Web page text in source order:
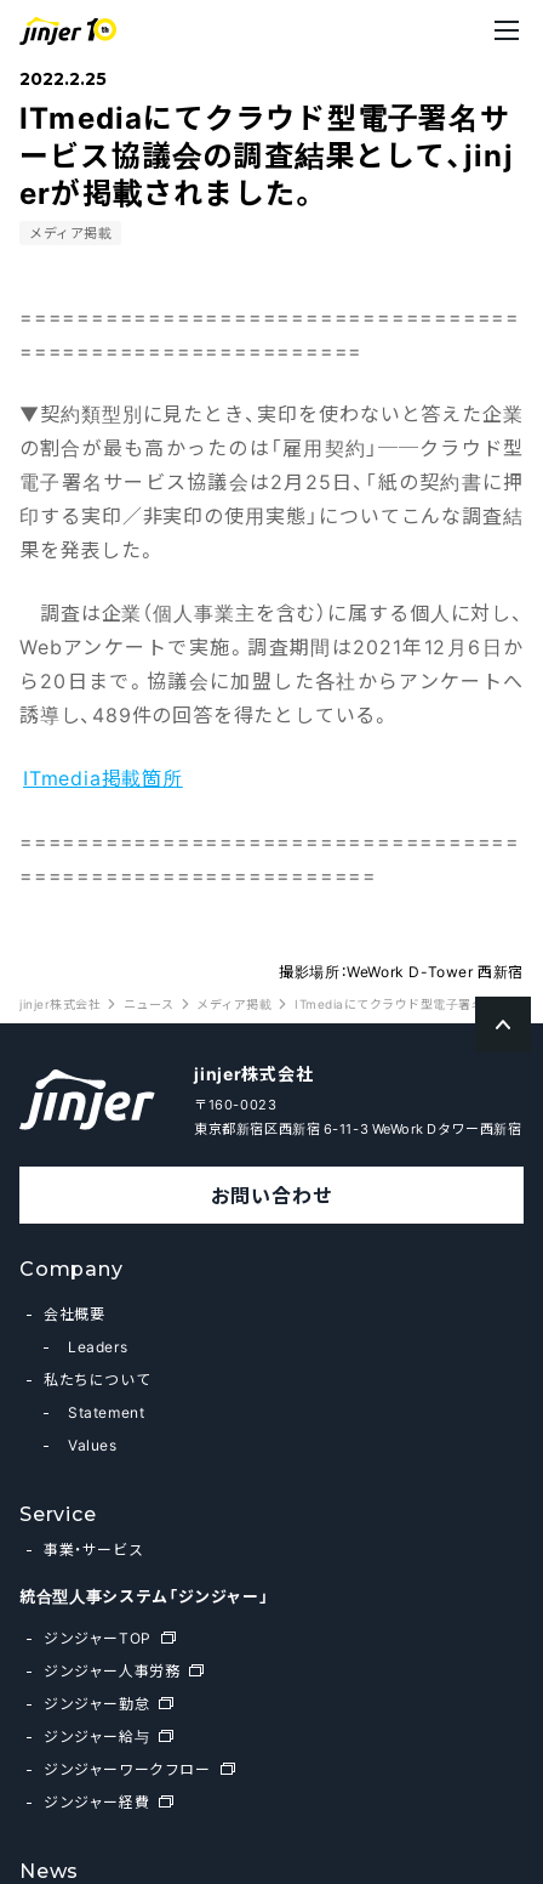
2022.2.25
ITmediaにてクラウド型電子署名サ
ービス協議会の調査結果として、jinj
erが掲載されました。
メディア掲載
===================================
========================
▼契約類型別に見たとき、実印を使わないと答えた企業
の割合が最も高かったのは「雇用契約」──クラウド型
電子署名サービス協議会は2月25日、「紙の契約書に押
印する実印／非実印の使用実態」についてこんな調査結
果を発表した。
調査は企業（個人事業主を含む）に属する個人に対し、
Webアンケートで実施。調査期間は2021年12月6日か
ら20日まで。協議会に加盟した各社からアンケートへ
誘導し、489件の回答を得たとしている。
ITmedia掲載箇所
===================================
=========================
jinjer株式会社 ニュース メディア掲載 ITmediaにてクラウド型電子署名サービス
撮影場所：WeWork D-Tower 西新宿
jinjer株式会社
〒160-0023
東京都新宿区西新宿 6-11-3 WeWork Dタワー西新宿
お問い合わせ
Company
会社概要
Leaders
私たちについて
Statement
Values
Service
事業・サービス
統合型人事システム「ジンジャー」
ジンジャーTOP
ジンジャー人事労務
ジンジャー勤怠
ジンジャー給与
ジンジャーワークフロー
ジンジャー経費
News